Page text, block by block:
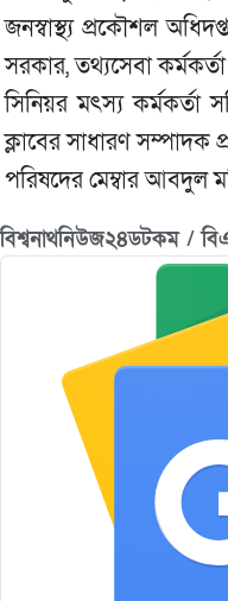
জনস্বাস্থ্য প্রকৌশল
সরকার, তথ্যসেবা
সিনিয়র মৎস্য কর্মকর্তা
ক্লাবের সাধারণ
পরিষদের মেম্বার আবদুল
বিশ্বনাথনিউজ২৪ডটকম /